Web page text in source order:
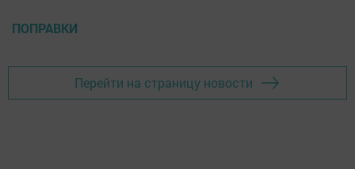
ПОПРАВКИ
Перейти на страницу новости